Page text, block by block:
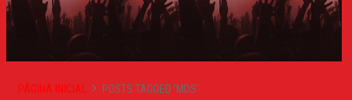
PÁGINA INICIAL POSTS TAGGED 'MDS'